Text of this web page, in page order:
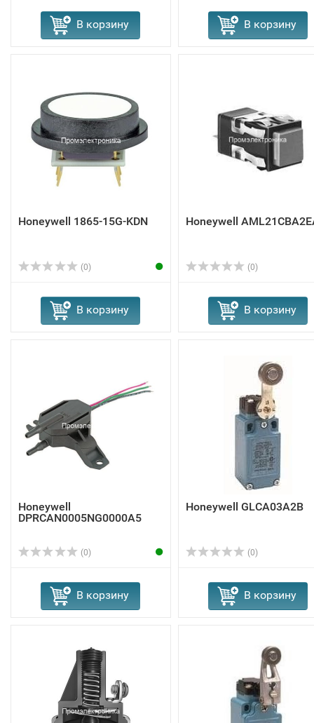
В корзину В корзину
Honeywell 1865-15G-KDN
(0)
В корзину
Honeywell
(0)
В корзину
Honeywell
DPRCAN0005NG0000A5
(0)
В корзину
Honeywell GLCA03A2B
(0)
В корзину